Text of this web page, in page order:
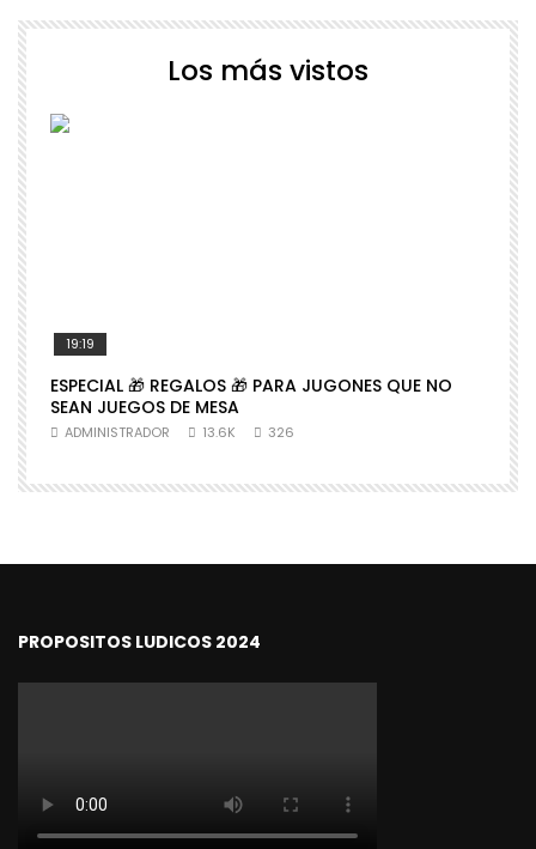
Los más vistos
19:19
ESPECIAL 🎁 REGALOS 🎁 PARA JUGONES QUE NO
SEAN JUEGOS DE MESA
ADMINISTRADOR 13.6K 326
PROPOSITOS LUDICOS 2024